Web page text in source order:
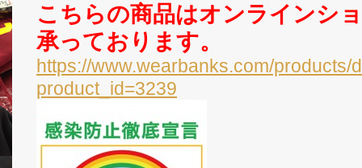
こちらの商品はオンラインシ
承っております。
https://www.wearbanks.com/products/
product_id=3239